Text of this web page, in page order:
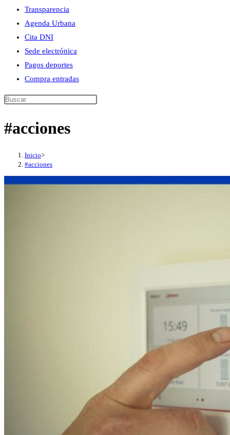
Transparencia
Agenda Urbana
Cita DNI
Sede electrónica
Pagos deportes
Compra entradas
Buscar
esta
#acciones
Inicio>
#acciones